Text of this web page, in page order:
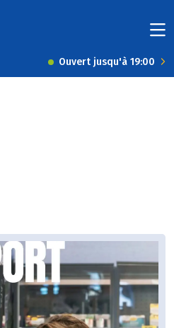
Ouvert jusqu'à 19:00